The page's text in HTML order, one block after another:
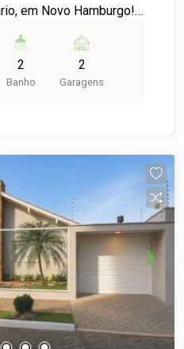
em Novo Hamburgo!
e sua família. Com
a propriedade conta
supermercados,
iluminada e arejada,
agradável para
e
preparar suas refeições.
desfrutar de
espaço para
combina conforto,
Agende uma visita e
sua futura casa!
2
Banho
2
Garagens